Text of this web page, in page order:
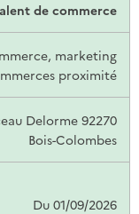
de commerce
marketing
proximité
Delorme 92270
Bois-Colombes
Du 01/09/2026